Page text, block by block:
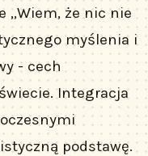
„Wiem, że nic nie
myślenia i
- cech
Integracja
podstawę.